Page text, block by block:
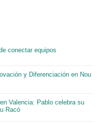
conectar equipos
y Diferenciación en Nou
Valencia: Pablo celebra su
Racó